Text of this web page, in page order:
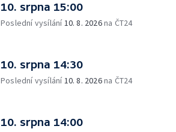
10. srpna 15:00
Poslední vysílání10. 8. 2026na ČT24
10. srpna 14:30
Poslední vysílání10. 8. 2026na ČT24
10. srpna 14:00